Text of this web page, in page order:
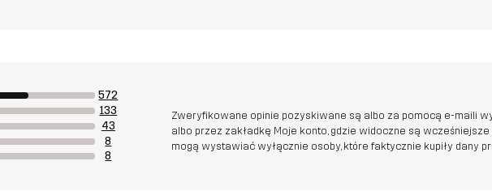
572
133
43
8
8
Zweryfikowane opinie pozyskiwane są albo za pomocą e-maili
albo przez zakładkę Moje konto, gdzie widoczne są
mogą wystawiać wyłącznie osoby, które faktycznie kupiły dany